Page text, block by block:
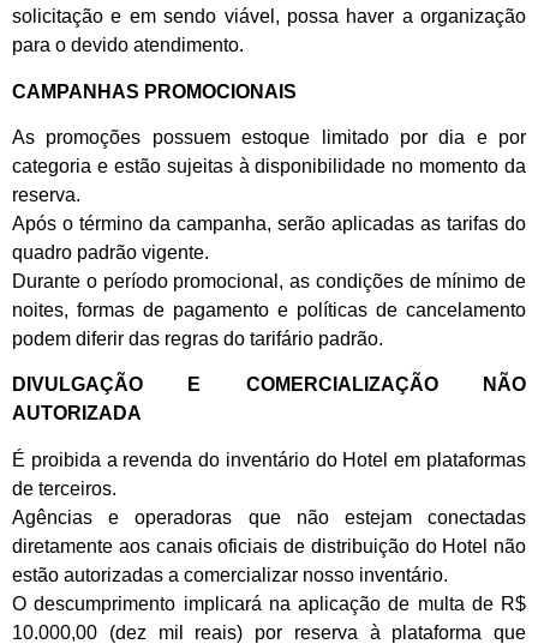
solicitação e em sendo viável, possa haver a organização
para o devido atendimento.
CAMPANHAS PROMOCIONAIS
As promoções possuem estoque limitado por dia e por
categoria e estão sujeitas à disponibilidade no momento da
reserva.
Após o término da campanha, serão aplicadas as tarifas do
quadro padrão vigente.
Durante o período promocional, as condições de mínimo de
noites, formas de pagamento e políticas de cancelamento
podem diferir das regras do tarifário padrão.
DIVULGAÇÃO E COMERCIALIZAÇÃO NÃO
AUTORIZADA
É proibida a revenda do inventário do Hotel em plataformas
de terceiros.
Agências e operadoras que não estejam conectadas
diretamente aos canais oficiais de distribuição do Hotel não
estão autorizadas a comercializar nosso inventário.
O descumprimento implicará na aplicação de multa de R$
10.000,00 (dez mil reais) por reserva à plataforma que